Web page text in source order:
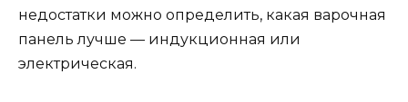
недостатки можно определить, какая варочная
панель лучше — индукционная или
электрическая.